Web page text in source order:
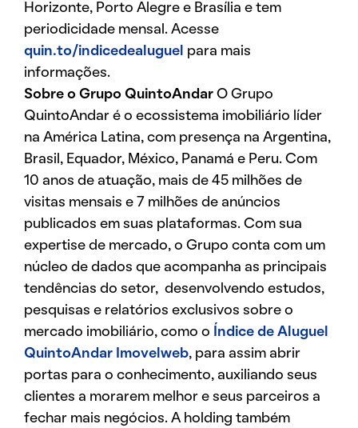
Horizonte, Porto Alegre e Brasília e tem
periodicidade mensal. Acesse
quin.to/indicedealuguel
para mais
informações.
Sobre o Grupo QuintoAndar O Grupo
QuintoAndar é o ecossistema imobiliário líder
na América Latina, com presença na Argentina,
Brasil, Equador, México, Panamá e Peru. Com
10 anos de atuação, mais de 45 milhões de
visitas mensais e 7 milhões de anúncios
publicados em suas plataformas. Com sua
expertise de mercado, o Grupo conta com um
núcleo de dados que acompanha as principais
tendências do setor, desenvolvendo estudos,
pesquisas e relatórios exclusivos sobre o
mercado imobiliário, como o
Índice de Aluguel
QuintoAndar Imovelweb, para assim abrir
portas para o conhecimento, auxiliando seus
clientes a morarem melhor e seus parceiros a
fechar mais negócios. A holding também